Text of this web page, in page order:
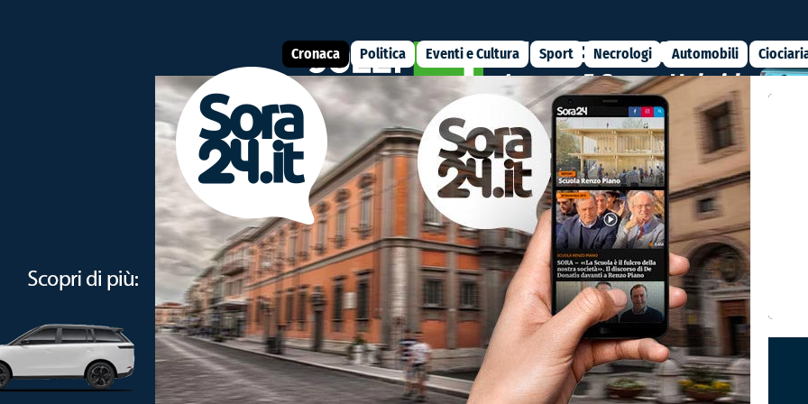
Cronaca Politica Eventi e Cultura Sport Necrologi Automobili